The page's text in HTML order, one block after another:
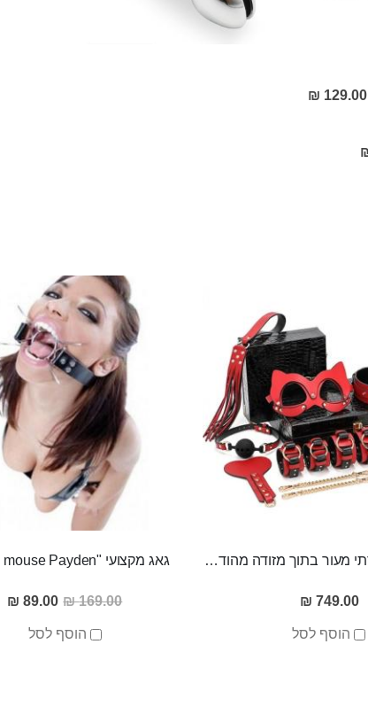
129.00 ₪
סט קשירות יוקרתי מעור בתוך מזודה מהודרת Finley כולל אזיקי ידיים ורגליים, מסיכה, קולר ורצועה, ספנקר מרהיב ושוט אלגנטי
749.00 ₪
הוסף לסל
גאג מקצועי "open mouse Payden"
169.00 ₪
מחיר
מבצע
89.00 ₪
הוסף לסל